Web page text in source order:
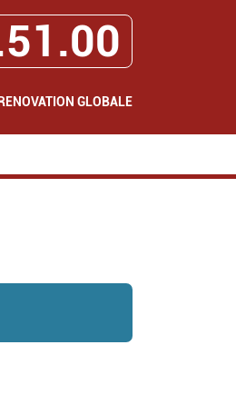
RENOVATION GLOBALE